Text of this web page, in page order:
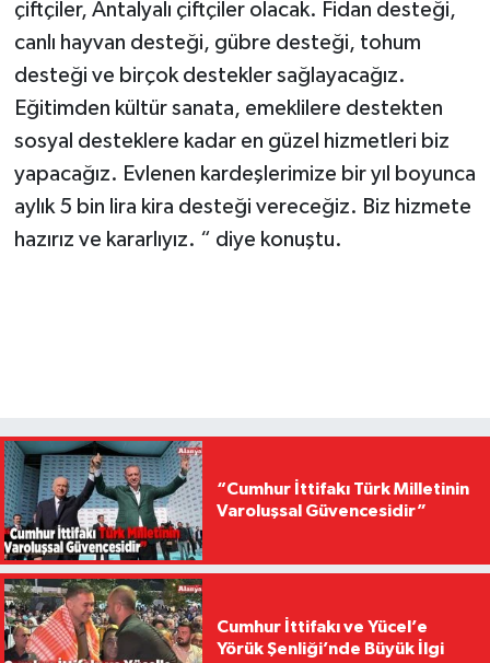
çiftçiler, Antalyalı çiftçiler olacak. Fidan desteği,
canlı hayvan desteği, gübre desteği, tohum
desteği ve birçok destekler sağlayacağız.
Eğitimden kültür sanata, emeklilere destekten
sosyal desteklere kadar en güzel hizmetleri biz
yapacağız. Evlenen kardeşlerimize bir yıl boyunca
aylık 5 bin lira kira desteği vereceğiz. Biz hizmete
hazırız ve kararlıyız. “ diye konuştu.
“Cumhur İttifakı Türk Milletinin
Varoluşsal Güvencesidir”
Cumhur İttifakı ve Yücel’e
Yörük Şenliği’nde Büyük İlgi